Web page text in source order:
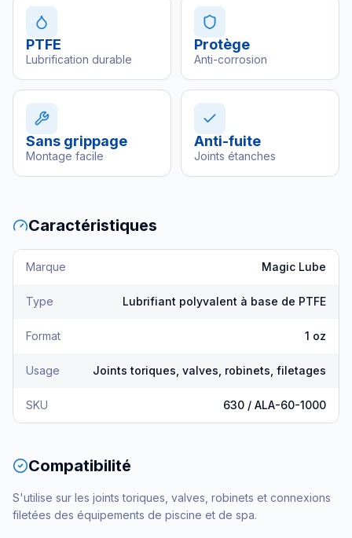
PTFE
Lubrification durable
Protège
Anti-corrosion
Sans grippage
Montage facile
Anti-fuite
Joints étanches
Caractéristiques
Marque Magic Lube
Type Lubrifiant polyvalent à base de PTFE
Format 1 oz
Usage Joints toriques, valves, robinets, filetages
SKU 630 / ALA-60-1000
Compatibilité
S'utilise sur les joints toriques, valves, robinets et connexions
filetées des équipements de piscine et de spa.